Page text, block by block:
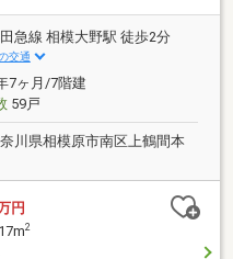
【提携住宅ローン】 ●大手
％●保証料０円 疾病保証
利用可 たくさんのお客様か
からも楽しく素敵なお家探
もお客様のお問合せをお待
急線 相模大野駅 徒歩2分
交通
7ヶ月/7階建
59戸
川県相模原市南区上鶴間本
円
2